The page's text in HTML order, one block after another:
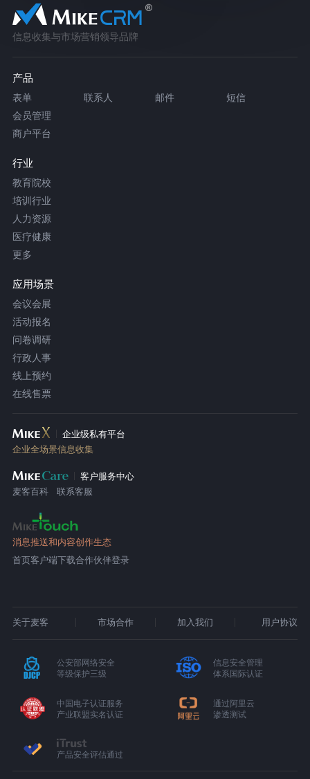
信息收集与市场营销领导品牌
产品
表单 联系人 邮件
短信
会员管理
商户平台
行业
教育院校
培训行业
人力资源
医疗健康
更多
应用场景
会议会展
活动报名
问卷调研
行政人事
线上预约
在线售票
企业级私有平台
企业全场景信息收集
客户服务中心
麦客百科
联系客服
消息推送和内容创作生态
首页客户端下载合作伙伴登录
关于麦客 市场合作 加入我们 用户协议
公安部网络安全
等级保护三级
信息安全管理
体系国际认证
中国电子认证服务
产业联盟实名认证
通过阿里云
渗透测试
产品安全评估通过